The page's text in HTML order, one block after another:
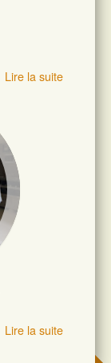
Lire la suite
Lire la suite